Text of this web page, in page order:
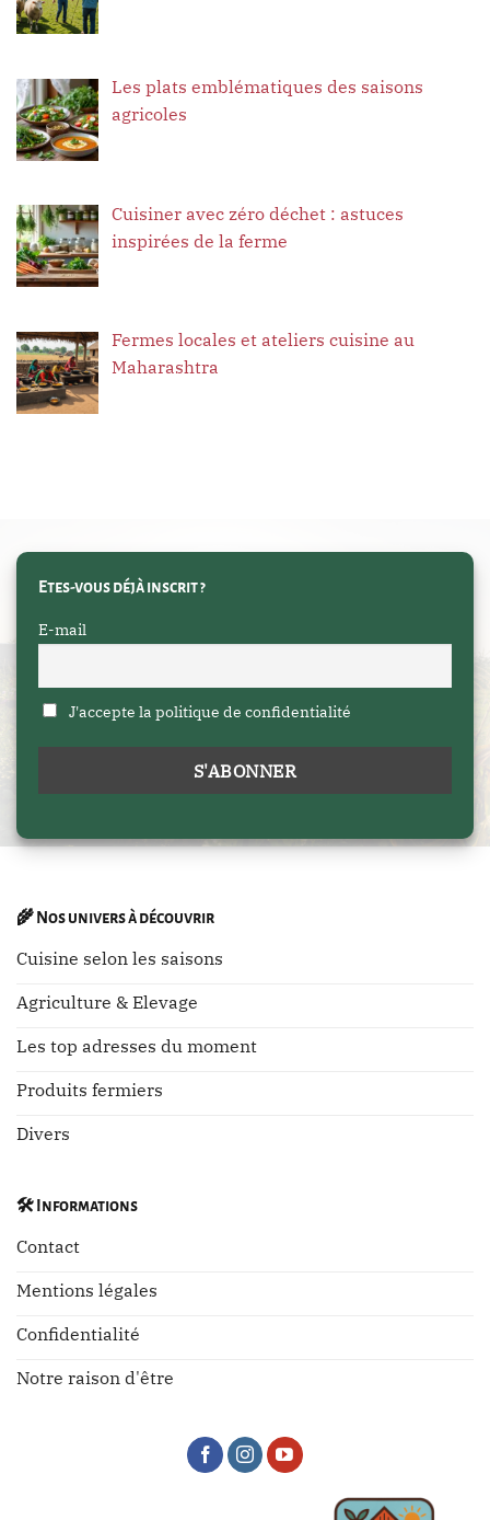
Les plats emblématiques des saisons
agricoles
Cuisiner avec zéro déchet : astuces
inspirées de la ferme
Fermes locales et ateliers cuisine au
Maharashtra
Etes-vous déjà inscrit ?
E-mail
J'accepte la politique de confidentialité
🌾Nos univers à découvrir
Cuisine selon les saisons
Agriculture & Elevage
Les top adresses du moment
Produits fermiers
Divers
🛠️Informations
Contact
Mentions légales
Confidentialité
Notre raison d'être